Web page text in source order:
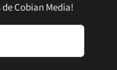
Cobian Media!